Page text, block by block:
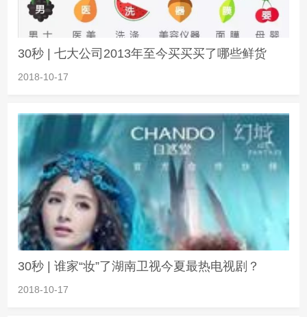
30秒 | 七大公司2013年至今买买买了哪些鲜货
2018-10-17
30秒 | 谁家“妆”了湖南卫视今夏最热电视剧？
2018-10-17